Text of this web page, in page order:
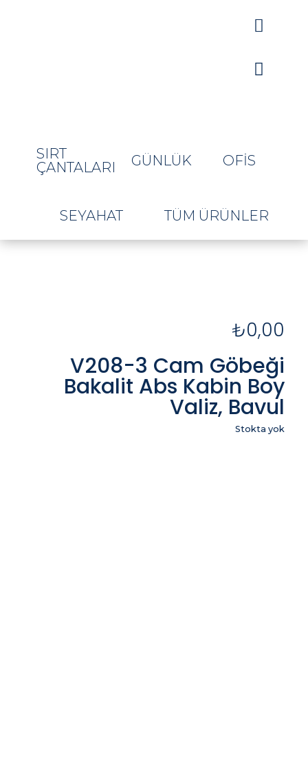


SIRT
ÇANTALARI
GÜNLÜK OFIS
SEYAHAT TÜM ÜRÜNLER
₺0,00
V208-3 Cam Göbeği
Bakalit Abs Kabin Boy
Valiz, Bavul
Stokta yok